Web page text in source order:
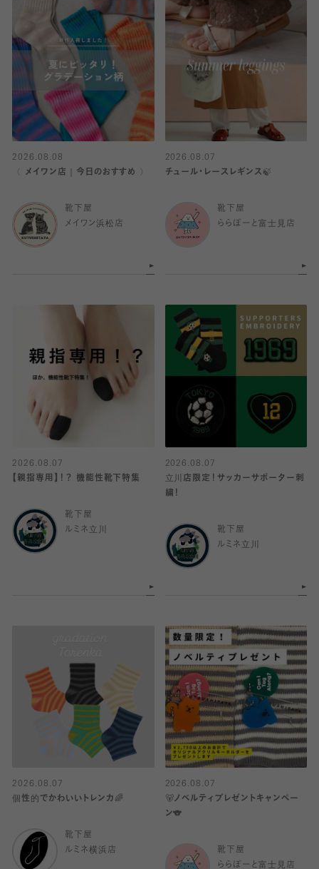
2026.08.08
〈 メイワン店｜今日のおすすめ 〉
靴下屋
メイワン浜松店
2026.08.07
チュール・レースレギンス🍃
靴下屋
ららぽーと富士見店
2026.08.07
【親指専用】！？ 機能性靴下特集
靴下屋
ルミネ立川
2026.08.07
立川店限定！サッカーサポーター刺
繍！
靴下屋
ルミネ立川
2026.08.07
個性的でかわいいトレンカ🌈
靴下屋
ルミネ横浜店
2026.08.07
🐻ノベルティプレゼントキャンペー
ン🐨
靴下屋
ららぽーと富士見店